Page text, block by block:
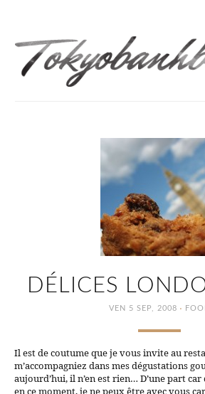
DÉLICES
VEN 5 SEP, 2008 ·
Il est de coutume que je vous invite au
m’accompagniez dans mes dégustations
aujourd’hui, il n’en est rien… D’une part
en ce moment, je ne peux être avec vous